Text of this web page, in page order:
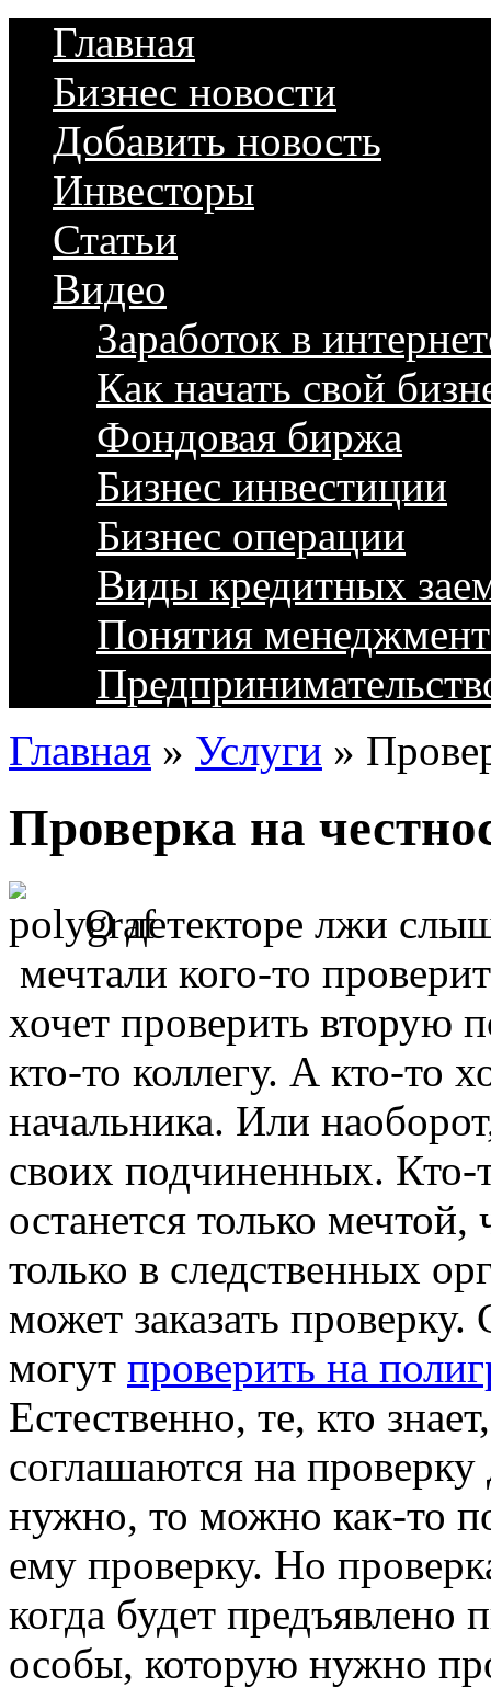
Главная
Бизнес новости
Добавить новость
Инвесторы
Статьи
Видео
Заработок в
Как начать свой
Фондовая биржа
Бизнес инвестиции
Бизнес операции
Виды кредитных
Понятия
Главная » Услуги »
Проверка на
О детекторе лжи
мечтали кого-то
хочет проверить вторую
кто-то коллегу. А кто-то
начальника. Или
своих подчиненных. Кто-
останется только мечтой,
только в следственных
может заказать
могут проверить на
Естественно, те, кто
соглашаются на
нужно, то можно как-то
ему проверку. Но
когда будет предъявлено
особы, которую нужно